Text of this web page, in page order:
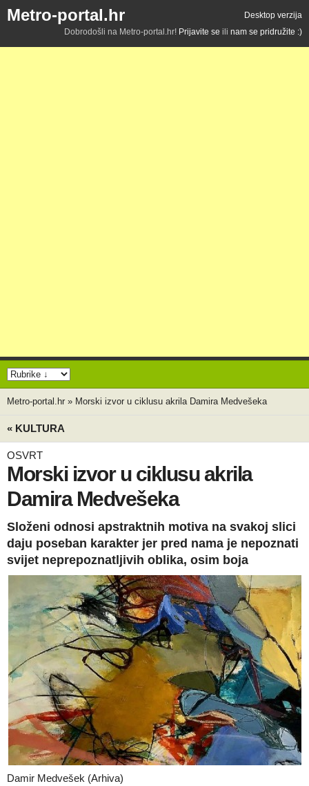
Metro-portal.hr
Desktop verzija
Dobrodošli na Metro-portal.hr! Prijavite se ili nam se pridružite :)
Metro-portal.hr » Morski izvor u ciklusu akrila Damira Medvešeka
« KULTURA
OSVRT
Morski izvor u ciklusu akrila
Damira Medvešeka
Složeni odnosi apstraktnih motiva na svakoj slici
daju poseban karakter jer pred nama je nepoznati
svijet neprepoznatljivih oblika, osim boja
Damir Medvešek (Arhiva)